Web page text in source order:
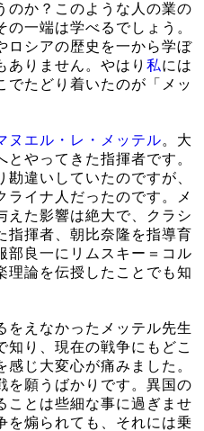
のか？このような人の業の
一端は学べるでしょう。
ロシアの歴史を一から学ぼ
ありません。やはり 私には
でたどり着いたのが「メッ
ヌエル・レ・メッテル。大
やってきた指揮者です。
違いしていたのですが、
ライナ人だったのです。メ
えた影響は絶大で、クラシ
指揮者、朝比奈隆を指導育
部良一にリムスキー＝コル
理論を伝授したことでも知
をえなかったメッテル先生
り、現在の戦争にもどこ
じ大変心が痛みました。
を願うばかりです。異国の
ことは些細な事に過ぎませ
を煽られても、それには乗